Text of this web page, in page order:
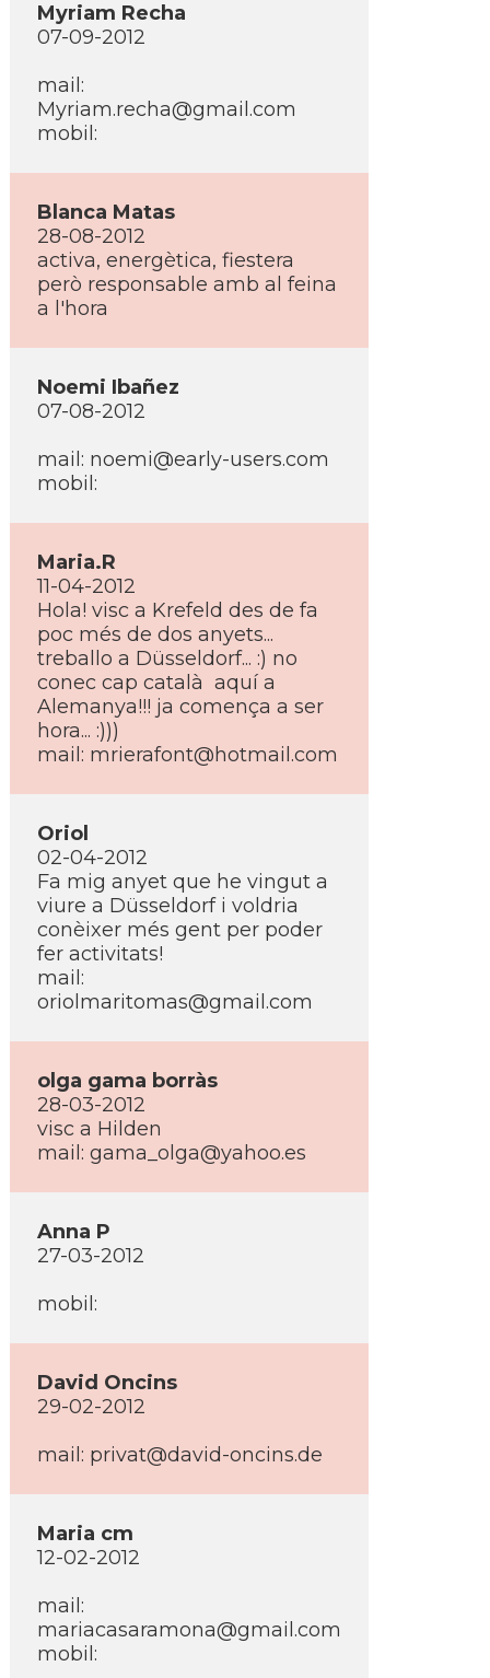
Myriam Recha
07-09-2012
mail:
Myriam.recha@gmail.com
mobil:
Blanca Matas
28-08-2012
activa, energètica, fiestera
però responsable amb al feina
a l'hora
Noemi Ibañez
07-08-2012
mail: noemi@early-users.com
mobil:
Maria.R
11-04-2012
Hola! visc a Krefeld des de fa
poc més de dos anyets...
treballo a Düsseldorf... :) no
conec cap català aquí­ a
Alemanya!!! ja comença a ser
hora... :)))
mail: mrierafont@hotmail.com
Oriol
02-04-2012
Fa mig anyet que he vingut a
viure a Düsseldorf i voldria
conèixer més gent per poder
fer activitats!
mail:
oriolmaritomas@gmail.com
olga gama borràs
28-03-2012
visc a Hilden
mail: gama_olga@yahoo.es
Anna P
27-03-2012
mobil:
David Oncins
29-02-2012
mail: privat@david-oncins.de
Maria cm
12-02-2012
mail:
mariacasaramona@gmail.com
mobil: